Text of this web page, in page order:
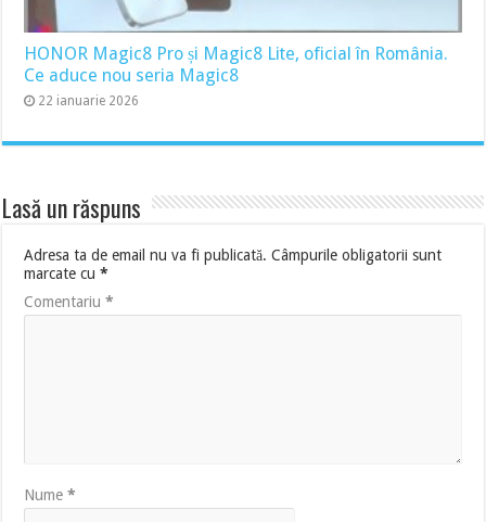
HONOR Magic8 Pro și Magic8 Lite, oficial în România.
Ce aduce nou seria Magic8
22 ianuarie 2026
Lasă un răspuns
Adresa ta de email nu va fi publicată. Câmpurile obligatorii sunt
marcate cu*
Comentariu*
Nume*